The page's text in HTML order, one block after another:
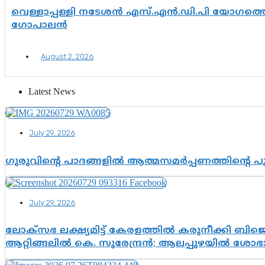
വെള്ളാപ്പള്ളി നടേശൻ എസ്.എൻ.ഡി.പി
ഗോപാലൻ
August 2, 2026
Latest News
July 29, 2026
ഗുരുവിന്റെ പാദങ്ങളിൽ ആത്മസമർപ്പണത്തിന്റെ
July 29, 2026
ലോക്സഭ ലക്ഷ്യമിട്ട് കേരളത്തിൽ കരുനീക്കി
ആറ്റിങ്ങലിൽ കെ. സുരേന്ദ്രൻ; ആലപ്പുഴയിൽ